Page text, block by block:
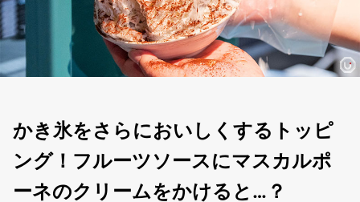
かき氷をさらにおいしくするトッピ
ング！フルーツソースにマスカルポ
ーネのクリームをかけると…？